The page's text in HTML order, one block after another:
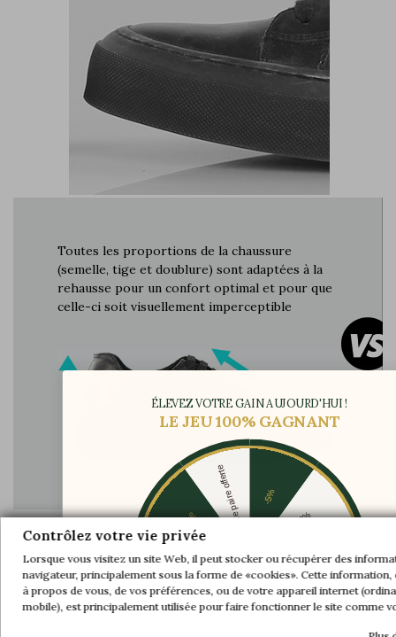
Toutes les proportions de la chaussure
(semelle, tige et doublure) sont adaptées à la
rehausse pour un confort optimal et pour que
celle-ci soit visuellement imperceptible
Difficulté à lacer les chaussures car le dessus
du pied est compressé
Contrôlez votre vie privée
Lorsque vous visitez un site Web, il peut stocker ou récupérer des
navigateur, principalement sous la forme de «cookies». Cette
à propos de vous, de vos préférences, ou de votre appareil internet
mobile), est principalement utilisée pour faire fonctionner le site comme
ÉLEVEZ VOTRE GAIN AUJOURD'HUI !
LE JEU 100% GAGNANT
-5%
-10%
-20%
-30%
Une paire offerte
-10%
-20%
-30% Une paire offerte